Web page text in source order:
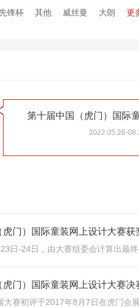
先锋杯 其他 威丝曼 大朗 更
第十届中国（虎门）国际
2022.05.26-
虎门）国际童装网上设计大赛获
日-24日，由大赛组委会计算出最
虎门）国际童装网上设计大赛决
大赛初评于2017年8月7日在虎门会